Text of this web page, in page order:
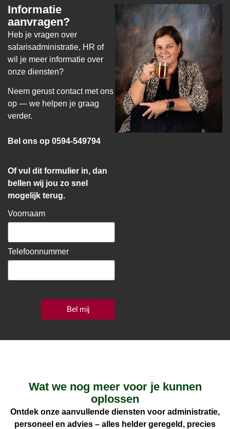
Informatie
aanvragen?
Heb je vragen over
salarisadministratie, HR of
wil je meer informatie over
onze diensten?
Neem gerust contact met ons
op — we helpen je graag
verder.
Bel ons op 0594-549794
Of vul dit formulier in, dan
bellen wij jou zo snel
mogelijk terug.
Voornaam
Telefoonnummer
Bel mij
Wat we nog meer voor je kunnen
oplossen
Ontdek onze aanvullende diensten voor administratie,
personeel en advies – alles helder geregeld, precies